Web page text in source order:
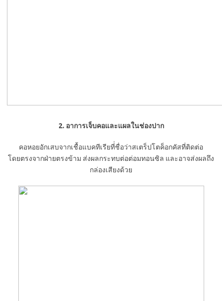
2. อาการเจ็บคอและแผลในช่องปาก
คอหอยอักเสบจากเชื้อแบคทีเรียที่่ชื่อว่าสเตร็ปโตค็อกคัสที่ติดต่อ
โดยตรงจากฝ่ายตรงข้าม ส่งผลกระทบต่อต่อมทอนซิล และอาจส่งผลถึง
กล่องเสียงด้วย